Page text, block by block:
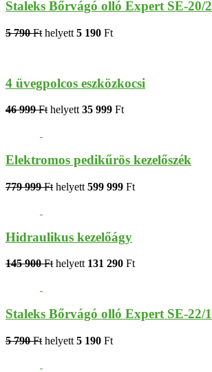
Staleks Bőrvágó olló Expert SE-20/2
5 790 Ft helyett 5 190 Ft
4 üvegpolcos eszközkocsi
46 999 Fthelyett35 999 Ft
Elektromos pedikűrös kezelőszék
779 999 Ft helyett 599 999 Ft
Hidraulikus kezelőágy
145 900 Ft helyett 131 290 Ft
Staleks Bőrvágó olló Expert SE-22/1
5 790 Ft helyett 5 190 Ft